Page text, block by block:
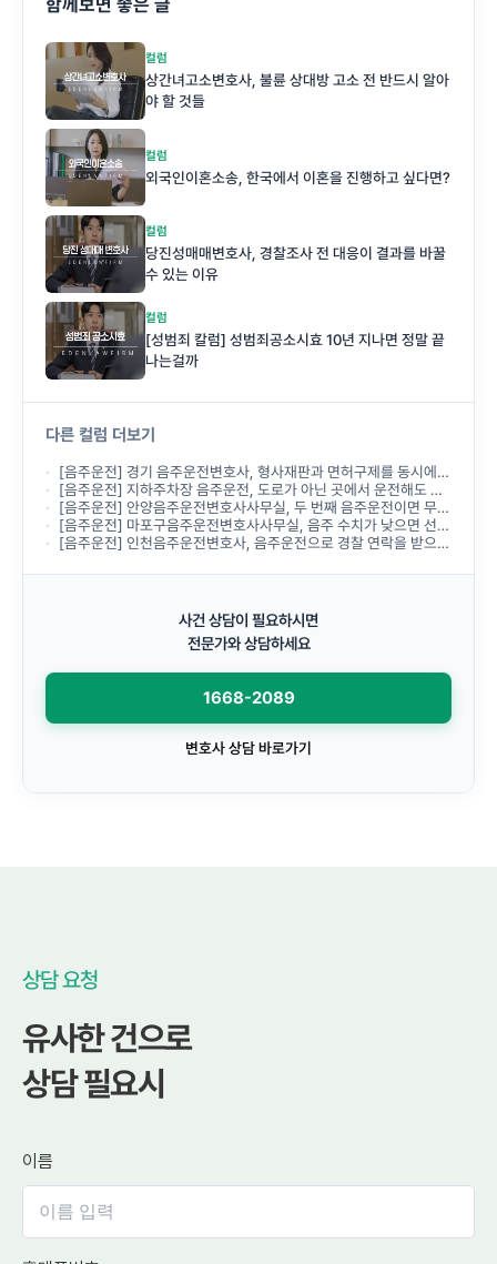
함께보면 좋은 글
컬럼
상간녀고소변호사, 불륜 상대방 고소 전 반드시 알아
야 할 것들
컬럼
외국인이혼소송, 한국에서 이혼을 진행하고 싶다면?
컬럼
당진성매매변호사, 경찰조사 전 대응이 결과를 바꿀
수 있는 이유
컬럼
[성범죄 칼럼] 성범죄공소시효 10년 지나면 정말 끝
나는걸까
다른 컬럼 더보기
[음주운전] 경기 음주운전변호사, 형사재판과 면허구제를 동시에 진행할 수 있나요?
[음주운전] 지하주차장 음주운전, 도로가 아닌 곳에서 운전해도 처벌받나요?
[음주운전] 안양음주운전변호사사무실, 두 번째 음주운전이면 무조건 실형인가요?
[음주운전] 마포구음주운전변호사사무실, 음주 수치가 낮으면 선처받을 수 있나요?
[음주운전] 인천음주운전변호사, 음주운전으로 경찰 연락을 받으면 바로 상담해야 하나요?
사건 상담이 필요하시면
전문가와 상담하세요
1668-2089
변호사 상담 바로가기
상담 요청
유사한 건으로
상담 필요시
이름